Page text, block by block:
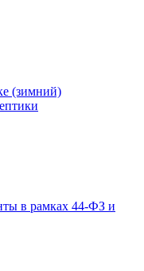
(зимний)
в рамках 44-ФЗ и